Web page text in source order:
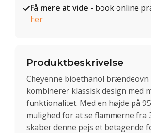
Få mere at vide - book online
her
Produktbeskrivelse
Cheyenne bioethanol brændeovn
kombinerer klassisk design med
funktionalitet. Med en højde på
mulighed for at se flammerne fra
skaber denne pejs et betagende